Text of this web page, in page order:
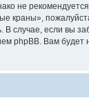
краны»,
случае, если вы
phpBB. Вам